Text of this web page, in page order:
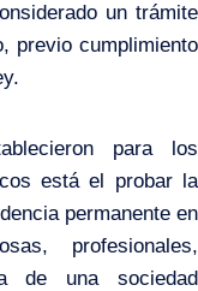
un trámite
previo cumplimiento
para los
está el probar la
permanente en
profesionales,
de una sociedad